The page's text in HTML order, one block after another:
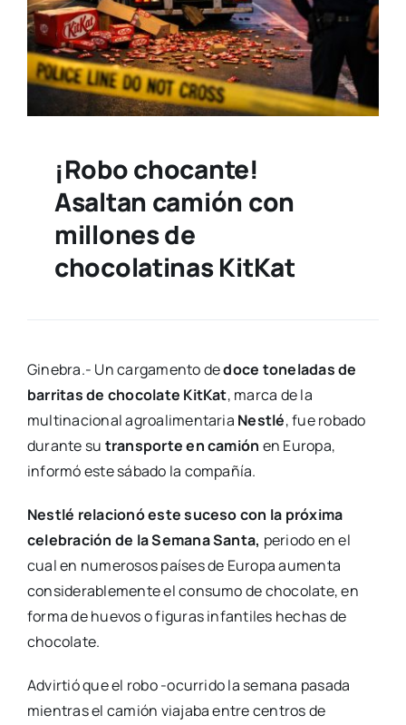
¡Robo chocante!
Asaltan camión con
millones de
chocolatinas KitKat
Ginebra.- Un cargamento dedoce toneladas de
barritas de chocolate KitKat, marca de la
multinacional agroalimentaria Nestlé, fue robado
durante su transporte en camión en Europa,
informó este sábado la compañía.
Nestlé relacionó este suceso con la próxima
celebración de la Semana Santa, periodo en el
cual en numerosos países de Europa aumenta
considerablemente el consumo de chocolate, en
forma de huevos o figuras infantiles hechas de
chocolate.
Advirtió que el robo -ocurrido la semana pasada
mientras el camión viajaba entre centros de